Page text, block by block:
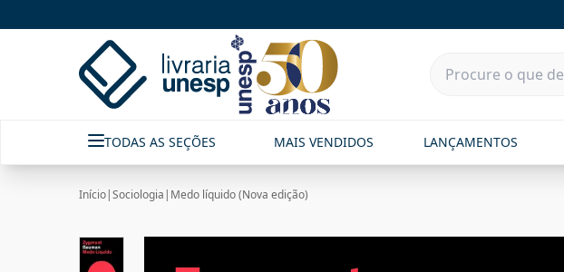
TODAS AS SEÇÕES MAIS VENDIDOS LANÇAMENTOS
Início|Sociologia | Medo líquido (Nova edição)